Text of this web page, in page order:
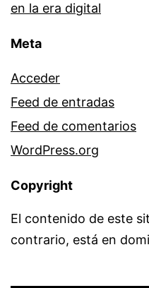
en la era digital
Meta
Acceder
Feed de entradas
Feed de comentarios
WordPress.org
Copyright
El contenido de este
contrario, está en